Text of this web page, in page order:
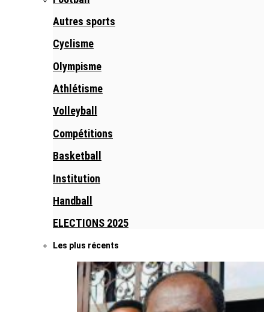
Autres sports
Cyclisme
Olympisme
Athlétisme
Volleyball
Compétitions
Basketball
Institution
Handball
ELECTIONS 2025
Les plus récents